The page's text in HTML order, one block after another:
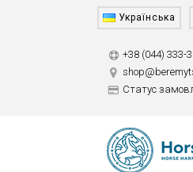
Українська
+38 (044) 333-
Статус